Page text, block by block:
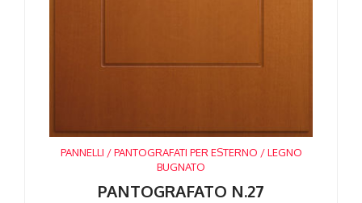
PANNELLI / PANTOGRAFATI PER ESTERNO / LEGNO
BUGNATO
PANTOGRAFATO N.27